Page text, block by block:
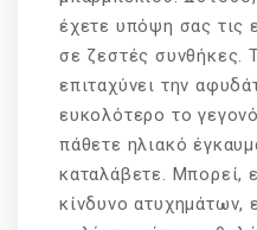
έχετε υπόψη σας τις
σε ζεστές συνθήκες.
επιταχύνει την
ευκολότερο το
πάθετε ηλιακό
καταλάβετε. Μπορεί,
κίνδυνο ατυχημάτων,